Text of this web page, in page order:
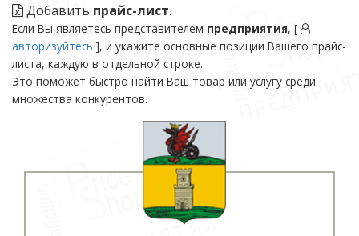
Добавить прайс-лист.
Если Вы являетесь представителем предприятия, [
авторизуйтесь ], и укажите основные позиции Вашего прайс-
листа, каждую в отдельной строке.
Это поможет быстро найти Ваш товар или услугу среди
множества конкурентов.